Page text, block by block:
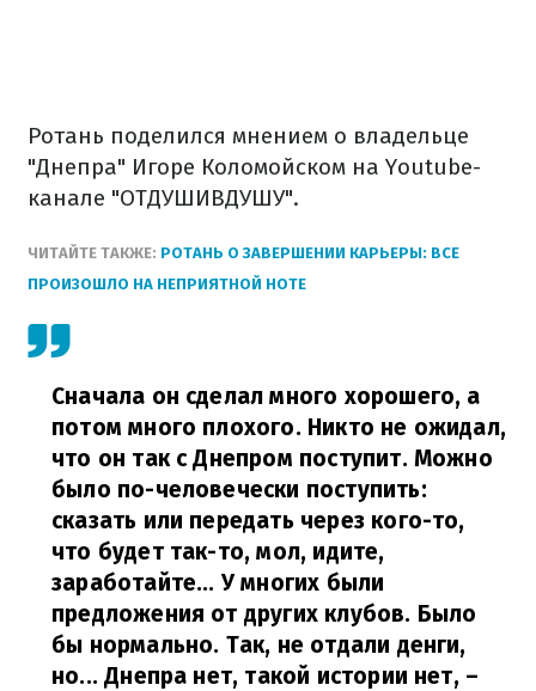
Ротань поделился мнением о владельце
"Днепра" Игоре Коломойском на Youtube-
канале "ОТДУШИВДУШУ".
ЧИТАЙТЕ ТАКЖЕ: РОТАНЬ О ЗАВЕРШЕНИИ КАРЬЕРЫ: ВСЕ
ПРОИЗОШЛО НА НЕПРИЯТНОЙ НОТЕ
Сначала он сделал много хорошего, а
потом много плохого. Никто не ожидал,
что он так с Днепром поступит. Можно
было по-человечески поступить:
сказать или передать через кого-то,
что будет так-то, мол, идите,
заработайте... У многих были
предложения от других клубов. Было
бы нормально. Так, не отдали денги,
но... Днепра нет, такой истории нет, –